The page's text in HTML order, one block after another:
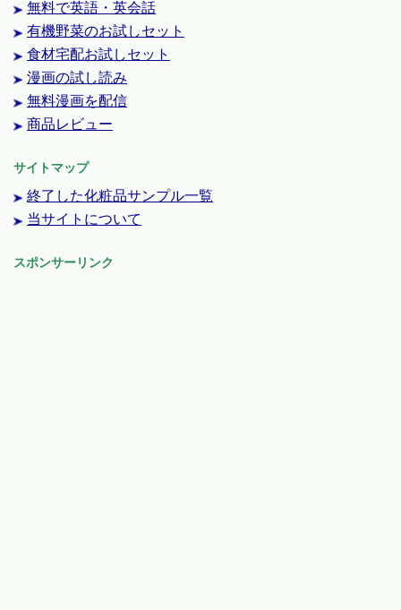
無料で英語・英会話
有機野菜のお試しセット
食材宅配お試しセット
漫画の試し読み
無料漫画を配信
商品レビュー
サイトマップ
終了した化粧品サンプル一覧
当サイトについて
スポンサーリンク